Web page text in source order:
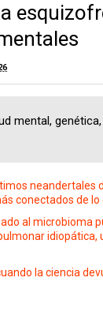
mental,
neandertales
conectados de lo
al microbioma
la ciencia